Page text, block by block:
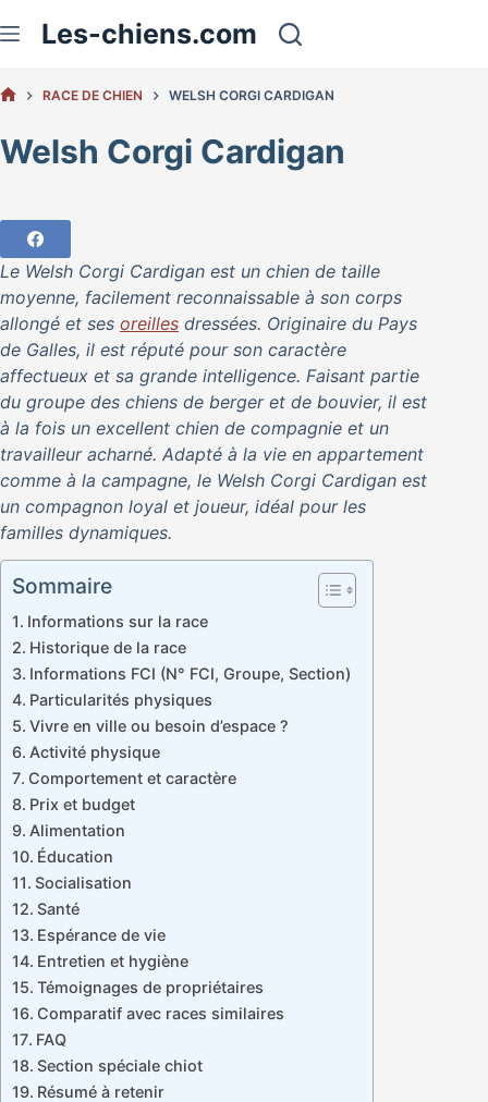
au
Les-chiens.com
RACE DE CHIEN WELSH CORGI CARDIGAN
Welsh Corgi Cardigan
Le Welsh Corgi Cardigan est un chien de taille
moyenne, facilement reconnaissable à son corps
allongé et ses oreilles dressées. Originaire du Pays
de Galles, il est réputé pour son caractère
affectueux et sa grande intelligence. Faisant partie
du groupe des chiens de berger et de bouvier, il est
à la fois un excellent chien de compagnie et un
travailleur acharné. Adapté à la vie en appartement
comme à la campagne, le Welsh Corgi Cardigan est
un compagnon loyal et joueur, idéal pour les
familles dynamiques.
Sommaire
Informations sur la race
Historique de la race
Informations FCI (N° FCI, Groupe, Section)
Particularités physiques
Vivre en ville ou besoin d’espace ?
Activité physique
Comportement et caractère
Prix et budget
Alimentation
Éducation
Socialisation
Santé
Espérance de vie
Entretien et hygiène
Témoignages de propriétaires
Comparatif avec races similaires
FAQ
Section spéciale chiot
Résumé à retenir